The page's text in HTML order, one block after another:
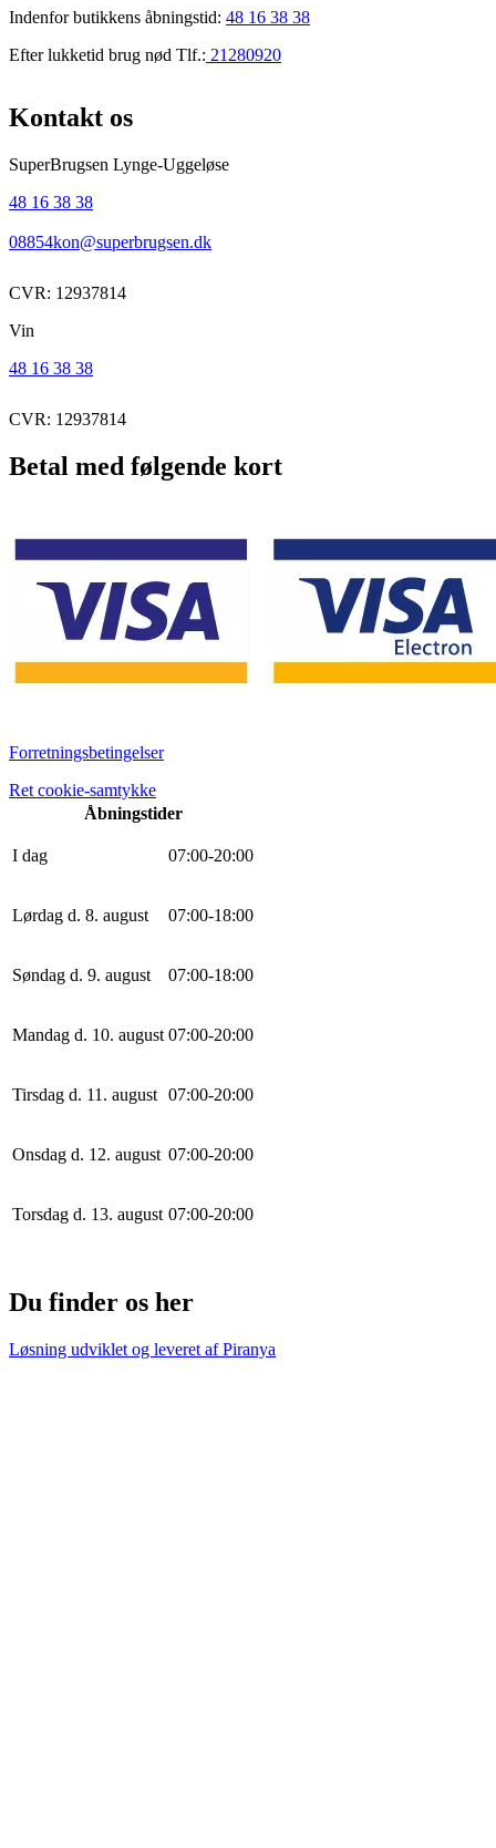
Indenfor butikkens åbningstid: 48 16 38 38
Efter lukketid brug nød Tlf.: 21280920
Kontakt os
SuperBrugsen Lynge-Uggeløse
48 16 38 38
08854kon@superbrugsen.dk
CVR: 12937814
Vin
48 16 38 38
CVR: 12937814
Betal med følgende kort
Forretningsbetingelser
Ret cookie-samtykke
Åbningstider
I dag 07:00-20:00
Lørdag d. 8. august 07:00-18:00
Søndag d. 9. august 07:00-18:00
Mandag d. 10. august 07:00-20:00
Tirsdag d. 11. august 07:00-20:00
Onsdag d. 12. august 07:00-20:00
Torsdag d. 13. august 07:00-20:00
Du finder os her
Løsning udviklet og leveret afPiranya